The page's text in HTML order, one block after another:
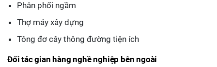
Phân phối ngầm
Thợ máy xây dựng
Tông đơ cây thông đường tiện ích
Đối tác gian hàng nghề nghiệp bên ngoài